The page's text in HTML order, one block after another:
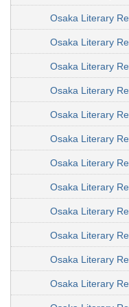
Osaka Literary
Osaka Literary
Osaka Literary
Osaka Literary
Osaka Literary
Osaka Literary
Osaka Literary
Osaka Literary
Osaka Literary
Osaka Literary
Osaka Literary
Osaka Literary